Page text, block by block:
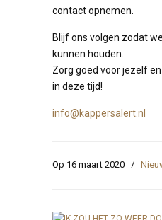
contact opnemen.
Blijf ons volgen zodat
kunnen houden.
Zorg goed voor jezelf
in deze tijd!
info@kappersalert.nl
Op 16 maart 2020 /